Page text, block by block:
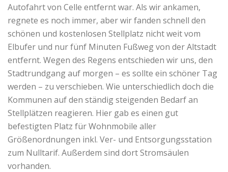
Autofahrt von Celle entfernt war. Als wir ankamen,
regnete es noch immer, aber wir fanden schnell den
schönen und kostenlosen Stellplatz nicht weit vom
Elbufer und nur fünf Minuten Fußweg von der Altstadt
entfernt. Wegen des Regens entschieden wir uns, den
Stadtrundgang auf morgen – es sollte ein schöner Tag
werden – zu verschieben. Wie unterschiedlich doch die
Kommunen auf den ständig steigenden Bedarf an
Stellplätzen reagieren. Hier gab es einen gut
befestigten Platz für Wohnmobile aller
Größenordnungen inkl. Ver- und Entsorgungsstation
zum Nulltarif. Außerdem sind dort Stromsäulen
vorhanden.